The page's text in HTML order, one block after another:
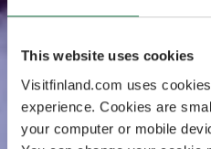
This website uses cookies
Visitfinland.com uses
experience. Cookies are
your computer or mobile